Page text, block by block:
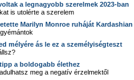
a legnagyobb szerelmek 2023-ban
is utolérte a szerelem
Marilyn Monroe ruháját Kardashian
mélyére ás le ez a személyiségteszt
a boldogabb élethez
meg a negatív érzelmektől